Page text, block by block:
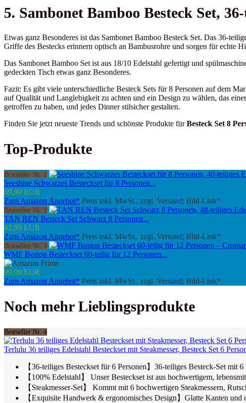
5. Sambonet Bamboo Besteck Set,
Etwas ganz Besonderes ist das Sambonet Bamboo Besteck Set. Das 36-
Griffe des Bestecks erinnern optisch an Bambusrohre und sorgen für echte
Das Sambonet Bamboo Set ist aus 18/10 Edelstahl gefertigt und
gedeckten Tisch etwas ganz Besonderes.
Fazit: Es gibt viele unterschiedliche Besteck Sets für 8 Personen auf dem
auf Qualität und Langlebigkeit zu achten und ein Design zu wählen, das
getroffen zu haben, und jedes Dinner stilsicher gestalten.
Finden Sie jetzt neueste Trends und schönste Produkte fürBesteck Set 8
Top-Produkte
Bestseller Nr. 1
Seeshine Schwarzes Besteckset für 8 Personen...
39,99 EUR
Zum Amazon Angebot* Preis inkl. MwSt., zzgl. Versand; Bild-Link*
Bestseller Nr. 2
TAN REN Besteck Set Schwarz 8 Personen...
42,99 EUR
Zum Amazon Angebot* Preis inkl. MwSt., zzgl. Versand; Bild-Link*
Bestseller Nr. 3
WMF Boston Besteckset 60-teilig für 12 Personen...
99,99 EUR
Zum Amazon Angebot* Preis inkl. MwSt., zzgl. Versand; Bild-Link*
Noch mehr Lieblingsprodukte
Bestseller Nr. 4
Terlulu 36 teiliges Edelstahl Besteckset mit Steakmesser, Besteck Set 6
【36-teiliges Besteckset für 6 Personen】36-teiliges Besteck-Set mit
【100% Edelstahl】 Unser Besteckset ist aus hochwertigem,
【Steakmesser-Set】 Kommt mit 6 hochwertigen Steakmessern,
【Exquisite Handwerk & ergonomisches Design】Glatte Kanten und